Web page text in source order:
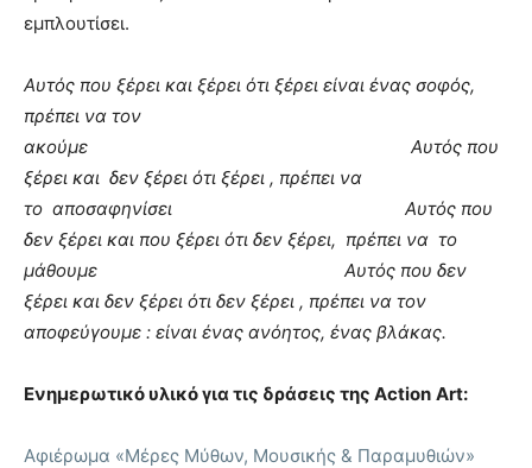
εμπλουτίσει.
Αυτός που ξέρει και ξέρει ότι ξέρει είναι ένας σοφός,
πρέπει να τον
ακούμε Αυτός που
ξέρει και δεν ξέρει ότι ξέρει , πρέπει να
το αποσαφηνίσει Αυτός που
δεν ξέρει και που ξέρει ότι δεν ξέρει, πρέπει να το
μάθουμε Αυτός που δεν
ξέρει και δεν ξέρει ότι δεν ξέρει , πρέπει να τον
αποφεύγουμε : είναι ένας ανόητος, ένας βλάκας.
Ενημερωτικό υλικό για τις δράσεις της Action Art:
Αφιέρωμα «Μέρες Μύθων, Μουσικής & Παραμυθιών»